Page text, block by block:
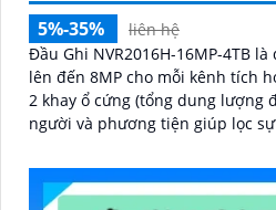
5%-35%
liên hệ
Đầu Ghi NVR2016H-16MP-4TB
lên đến 8MP cho mỗi kênh tích
2 khay ổ cứng (tổng dung lượng
người và phương tiện giúp lọc